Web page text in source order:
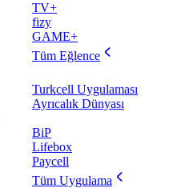
TV+
fizy
GAME+
Tüm Eğlence
Turkcell Uygulaması
Ayrıcalık Dünyası
BiP
Lifebox
Paycell
Tüm Uygulama